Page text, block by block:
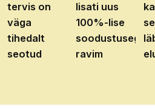
tervis on
väga
tihedalt
seotud
lisati uus
100%-lise
soodustusega
ravim